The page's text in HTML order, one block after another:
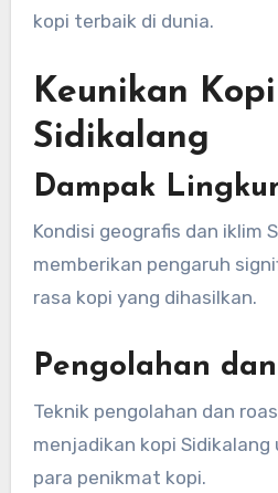
kopi terbaik di dunia.
Keunikan Kopi
Sidikalang
Dampak
Kondisi geografis dan iklim
memberikan pengaruh
rasa kopi yang dihasilkan.
Pengolahan
Teknik pengolahan dan
menjadikan kopi Sidikalang
para penikmat kopi.